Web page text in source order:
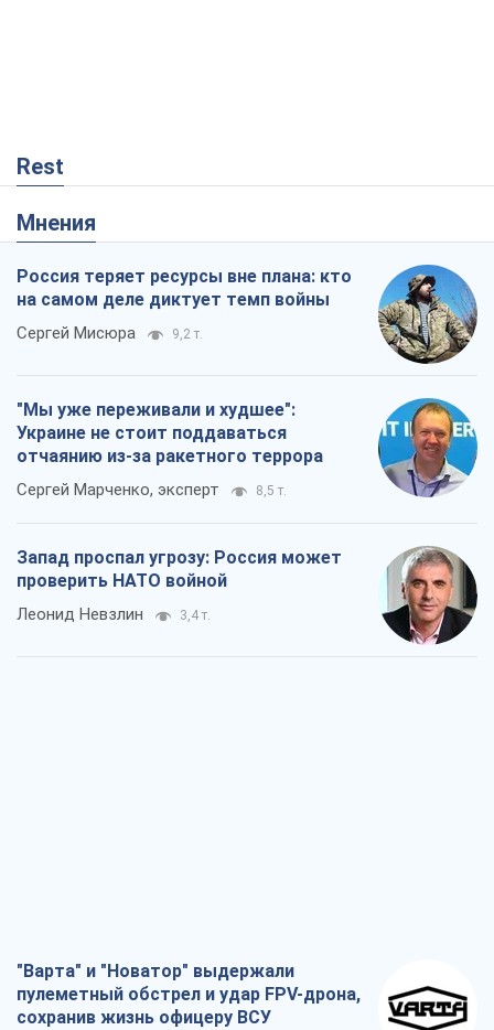
Rest
Мнения
Россия теряет ресурсы вне плана: кто
на самом деле диктует темп войны
Сергей Мисюра 9,2 т.
"Мы уже переживали и худшее":
Украине не стоит поддаваться
отчаянию из-за ракетного террора
Сергей Марченко, эксперт 8,5 т.
Запад проспал угрозу: Россия может
проверить НАТО войной
Леонид Невзлин 3,4 т.
"Варта" и "Новатор" выдержали
пулеметный обстрел и удар FPV-дрона,
сохранив жизнь офицеру ВСУ